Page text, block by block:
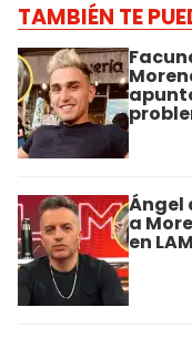
TAMBIÉN TE
Ángel
a
en LAM